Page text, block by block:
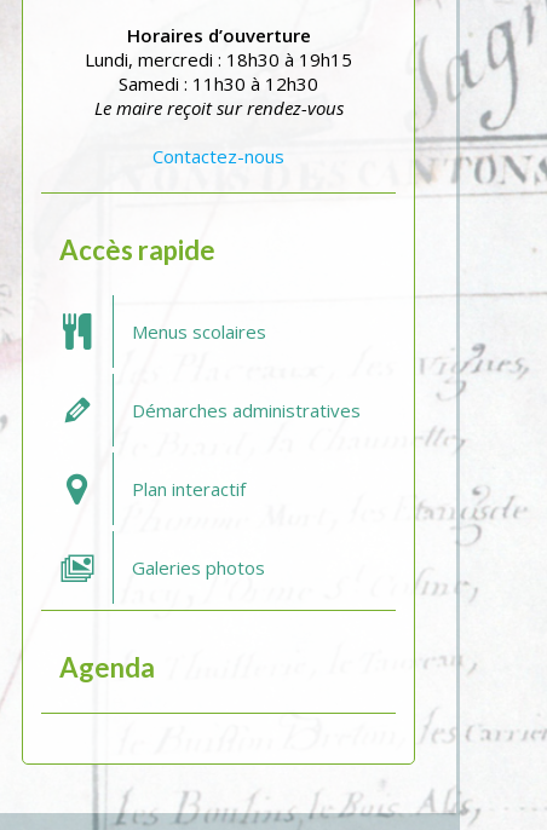
Horaires d’ouverture
Lundi, mercredi : 18h30 à 19h15
Samedi : 11h30 à 12h30
Le maire reçoit sur rendez-vous
Contactez-nous
Accès rapide
Menus scolaires
Démarches administratives
Plan interactif
Galeries photos
Agenda